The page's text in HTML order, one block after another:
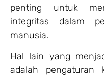
penting untuk
integritas dalam
manusia.
Hal lain yang
adalah pengaturan